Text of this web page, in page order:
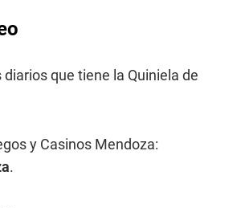
que tiene la Quiniela de
y Casinos Mendoza:
.